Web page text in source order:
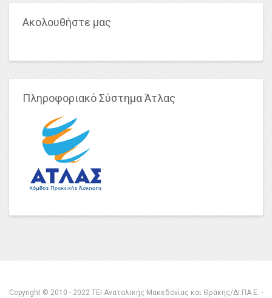
Ακολουθήστε μας
Πληροφοριακό Σύστημα Άτλας
Copyright © 2010 - 2022 ΤΕΙ Ανατολικής Μακεδονίας και Θράκης/ΔΙ.ΠΑ.Ε. -